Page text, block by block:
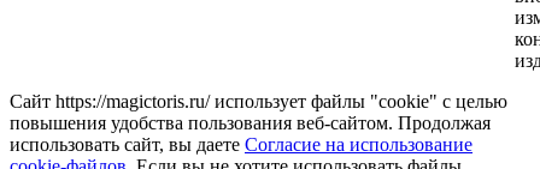
Сайт https://magictoris.ru/ использует файлы "cookie" с целью
повышения удобства пользования веб-сайтом. Продолжая
использовать сайт, вы даете Согласие на использование